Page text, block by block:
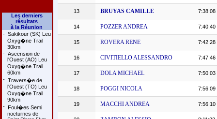
Les derniers
résultats
à la Réunion
- Sakikour (SK) Leu
Oxyg�ne Trail
30km
- Ascension de
l'Ouest (AO) Leu
Oxyg�ne Trail
60km
- Travers�e de
l'Ouest (TO) Leu
Oxyg�ne Trail
90km
- Foul�es Semi
nocturnes de
13 BRUYAS CAMILLE 7:38:08
14 POZZER ANDREA 7:40:40
15 ROVERA RENE 7:42:28
16 CIVITIELLO ALESSANDRO 7:47:46
17 DOLA MICHAEL 7:50:03
18 POGGI NICOLA 7:56:09
19 MACCHI ANDREA 7:56:10